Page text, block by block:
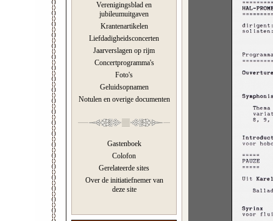
Verenigingsblad en
jubileumuitgaven
Krantenartikelen
Liefdadigheidsconcerten
Jaarverslagen op rijm
Concertprogramma's
Foto's
Geluidsopnamen
Notulen en overige documenten
Gastenboek
Colofon
Gerelateerde sites
Over de initiatiefnemer van
deze site